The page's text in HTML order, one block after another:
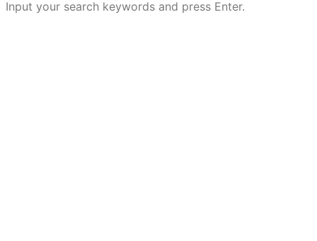
Input your search keywords and press Enter.